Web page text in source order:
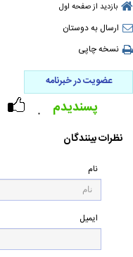
بازدید از صفحه اول
ارسال به دوستان
نسخه چاپی
عضویت در خبرنامه
۰ پسندیدم
نظرات بینندگان
نام
ایمیل